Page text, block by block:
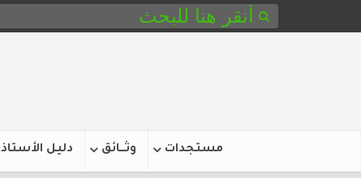
مستجدات وثـــائق دليل الأستاذ